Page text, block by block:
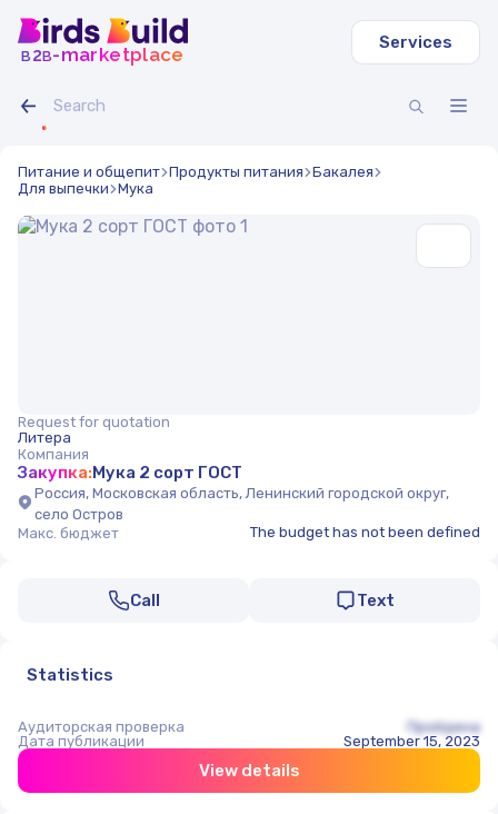
b2b-marketplace
Services
Питание и общепит Продукты питания Бакалея
Для выпечки Мука
Request for quotation
Литера
Компания
Закупка:Мука 2 сорт ГОСТ
Россия, Московская область, Ленинский городской округ,
село Остров
Макс. бюджет
The budget has not been defined
Call Text
Statistics
Аудиторская проверка
Пройдена
Дата публикации
September 15, 2023
View details